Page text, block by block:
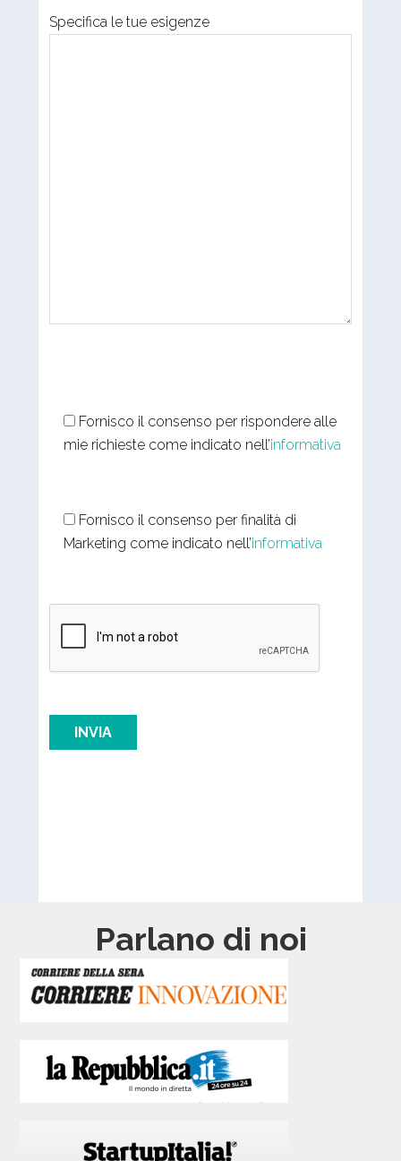
Specifica le tue esigenze
Fornisco il consenso per rispondere alle
mie richieste come indicato nell’informativa
Fornisco il consenso per finalità di
Marketing come indicato nell’informativa
Parlano di noi